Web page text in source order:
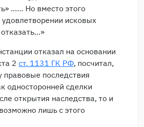
…… Но вместо этого
исковых
отказал на основании
2 ст. 1131 ГК РФ, посчитал,
правовые последствия
односторонней сделки
открытия наследства, то и
лишь с этого